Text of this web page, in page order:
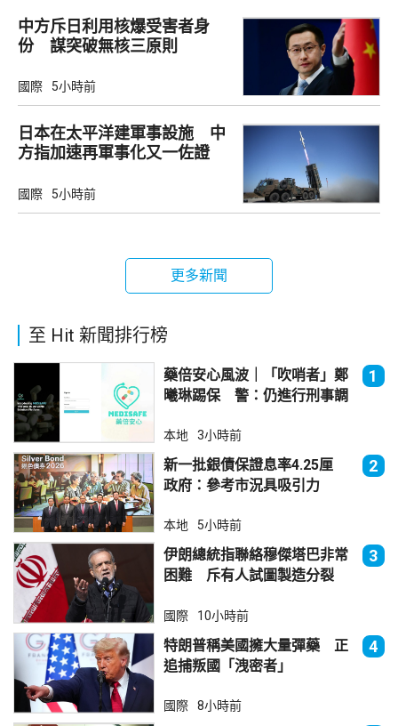
中方斥日利用核爆受害者身
份 謀突破無核三原則
國際 5小時前
日本在太平洋建軍事設施 中
方指加速再軍事化又一佐證
國際 5小時前
更多新聞
至 Hit 新聞排行榜
藥倍安心風波｜「吹哨者」鄭
曦琳踢保 警：仍進行刑事調
1
本地 3小時前
新一批銀債保證息率4.25厘
政府：參考市況具吸引力
2
本地 5小時前
伊朗總統指聯絡穆傑塔巴非常
困難 斥有人試圖製造分裂
3
國際 10小時前
特朗普稱美國擁大量彈藥 正
追捕叛國「洩密者」
4
國際 8小時前